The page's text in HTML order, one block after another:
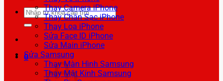
Tìm
kiếm:
0
Thay Camera iPhone
Thay Chân Sạc iPhone
Thay Loa iPhone
Sửa Face ID iPhone
Sửa Main iPhone
Sửa Samsung
Thay Màn Hình Samsung
Thay Mặt Kính Samsung